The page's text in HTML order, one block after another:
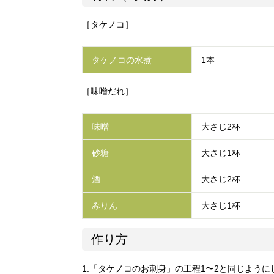
［タケノコ］
タケノコの水煮 1本
［味噌だれ］
味噌 大さじ2杯
砂糖 大さじ1杯
酒 大さじ2杯
みりん 大さじ1杯
作り方
1.「タケノコのお刺身」の工程1〜2と同じように